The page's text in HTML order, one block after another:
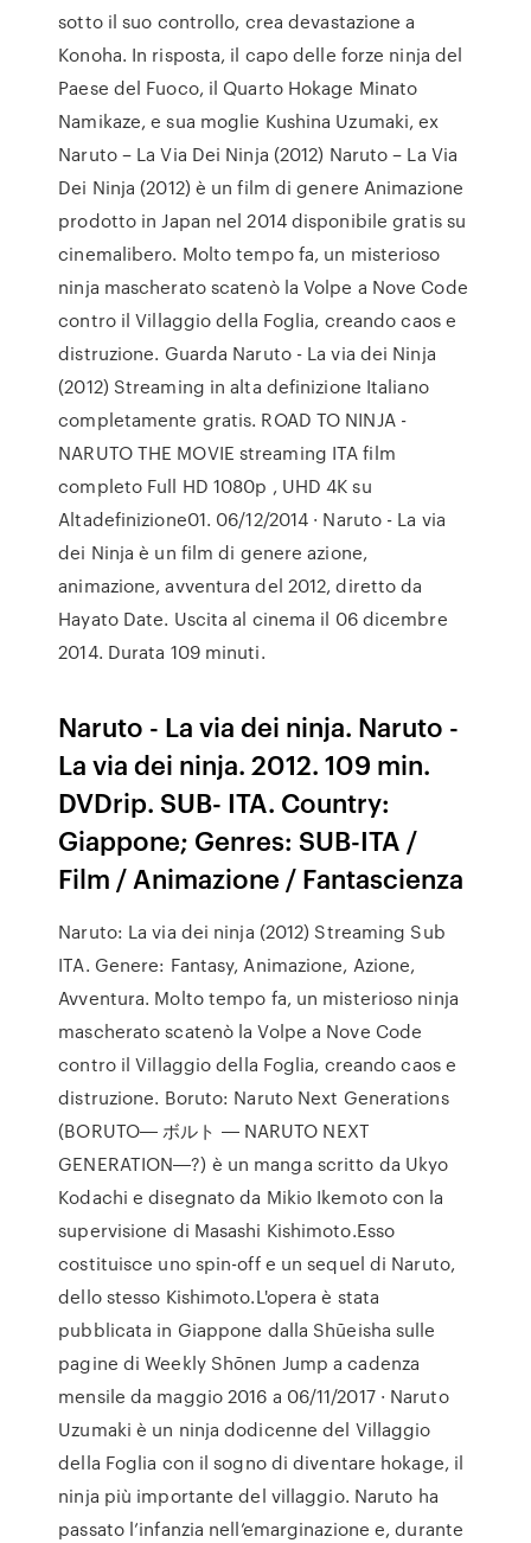
sotto il suo controllo, crea devastazione a
Konoha. In risposta, il capo delle forze ninja del
Paese del Fuoco, il Quarto Hokage Minato
Namikaze, e sua moglie Kushina Uzumaki, ex
Naruto – La Via Dei Ninja (2012) Naruto – La Via
Dei Ninja (2012) è un film di genere Animazione
prodotto in Japan nel 2014 disponibile gratis su
cinemalibero. Molto tempo fa, un misterioso
ninja mascherato scatenò la Volpe a Nove Code
contro il Villaggio della Foglia, creando caos e
distruzione. Guarda Naruto - La via dei Ninja
(2012) Streaming in alta definizione Italiano
completamente gratis. ROAD TO NINJA -
NARUTO THE MOVIE streaming ITA film
completo Full HD 1080p , UHD 4K su
Altadefinizione01. 06/12/2014 · Naruto - La via
dei Ninja è un film di genere azione,
animazione, avventura del 2012, diretto da
Hayato Date. Uscita al cinema il 06 dicembre
2014. Durata 109 minuti.
Naruto - La via dei ninja. Naruto -
La via dei ninja. 2012. 109 min.
DVDrip. SUB- ITA. Country:
Giappone; Genres: SUB-ITA /
Film / Animazione / Fantascienza
Naruto: La via dei ninja (2012) Streaming Sub
ITA. Genere: Fantasy, Animazione, Azione,
Avventura. Molto tempo fa, un misterioso ninja
mascherato scatenò la Volpe a Nove Code
contro il Villaggio della Foglia, creando caos e
distruzione. Boruto: Naruto Next Generations
(BORUTO― ボルト ― NARUTO NEXT
GENERATION―?) è un manga scritto da Ukyo
Kodachi e disegnato da Mikio Ikemoto con la
supervisione di Masashi Kishimoto.Esso
costituisce uno spin-off e un sequel di Naruto,
dello stesso Kishimoto.L'opera è stata
pubblicata in Giappone dalla Shūeisha sulle
pagine di Weekly Shōnen Jump a cadenza
mensile da maggio 2016 a 06/11/2017 · Naruto
Uzumaki è un ninja dodicenne del Villaggio
della Foglia con il sogno di diventare hokage, il
ninja più importante del villaggio. Naruto ha
passato l’infanzia nell’emarginazione e, durante